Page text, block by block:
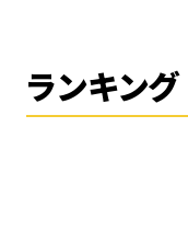
ランキング